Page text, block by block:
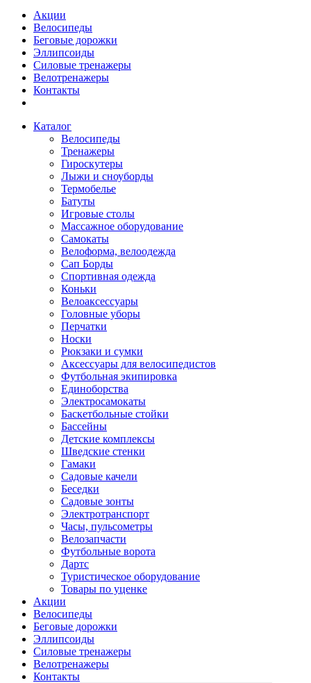
Акции
Велосипеды
Беговые дорожки
Эллипсоиды
Силовые тренажеры
Велотренажеры
Контакты
Каталог
Велосипеды
Тренажеры
Гироскутеры
Лыжи и сноуборды
Термобелье
Батуты
Игровые столы
Массажное оборудование
Самокаты
Велоформа, велоодежда
Сап Борды
Спортивная одежда
Коньки
Велоаксессуары
Головные уборы
Перчатки
Носки
Рюкзаки и сумки
Аксессуары для велосипедистов
Футбольная экипировка
Единоборства
Электросамокаты
Баскетбольные стойки
Бассейны
Детские комплексы
Шведские стенки
Гамаки
Садовые качели
Беседки
Садовые зонты
Электротранспорт
Часы, пульсометры
Велозапчасти
Футбольные ворота
Дартс
Туристическое оборудование
Товары по уценке
Акции
Велосипеды
Беговые дорожки
Эллипсоиды
Силовые тренажеры
Велотренажеры
Контакты